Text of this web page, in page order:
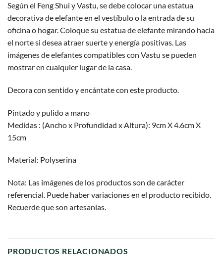
Según el Feng Shui y Vastu, se debe colocar una estatua
decorativa de elefante en el vestíbulo o la entrada de su
oficina o hogar. Coloque su estatua de elefante mirando hacia
el norte si desea atraer suerte y energía positivas. Las
imágenes de elefantes compatibles con Vastu se pueden
mostrar en cualquier lugar de la casa.
Decora con sentido y encántate con este producto.
Pintado y pulido a mano
Medidas : (Ancho x Profundidad x Altura): 9cm X 4.6cm X
15cm
Material: Polyserina
Nota: Las imágenes de los productos son de carácter
referencial. Puede haber variaciones en el producto recibido.
Recuerde que son artesanías.
PRODUCTOS RELACIONADOS